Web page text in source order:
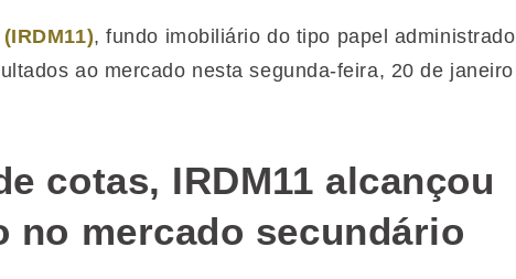
, fundo imobiliário do tipo papel administrado
ao mercado nesta segunda-feira, 20 de janeiro
cotas, IRDM11 alcançou
no mercado secundário